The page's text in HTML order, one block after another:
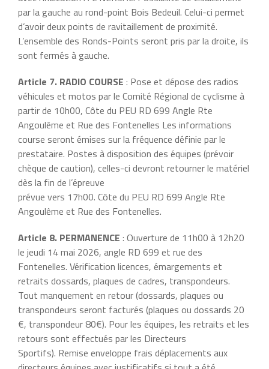
par la gauche au rond-point Bois Bedeuil. Celui-ci permet
d’avoir deux points de ravitaillement de proximité.
L’ensemble des Ronds-Points seront pris par la droite, ils
sont fermés à gauche.
Article 7. RADIO COURSE : Pose et dépose des radios
véhicules et motos par le Comité Régional de cyclisme à
partir de 10h00, Côte du PEU RD 699 Angle Rte
Angoulême et Rue des Fontenelles Les informations
course seront émises sur la fréquence définie par le
prestataire. Postes à disposition des équipes (prévoir
chèque de caution), celles-ci devront retourner le matériel
dès la fin de l’épreuve
prévue vers 17h00. Côte du PEU RD 699 Angle Rte
Angoulême et Rue des Fontenelles.
Article 8. PERMANENCE : Ouverture de 11h00 à 12h20
le jeudi 14 mai 2026, angle RD 699 et rue des
Fontenelles. Vérification licences, émargements et
retraits dossards, plaques de cadres, transpondeurs.
Tout manquement en retour (dossards, plaques ou
transpondeurs seront facturés (plaques ou dossards 20
€, transpondeur 80€). Pour les équipes, les retraits et les
retours sont effectués par les Directeurs
Sportifs). Remise enveloppe frais déplacements aux